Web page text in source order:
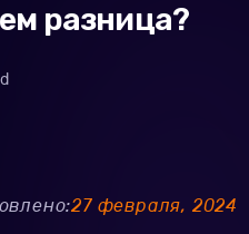
разница?
27 февраля, 2024